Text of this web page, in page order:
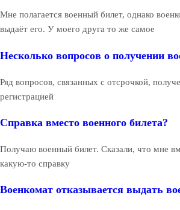
Мне полагается военный билет, однако
выдаёт его. У моего друга то же самое
Несколько вопросов о получении
Ряд вопросов, связанных с отсрочкой,
регистрацией
Справка вместо военного билета?
Получаю военный билет. Сказали, что мне
какую-то справку
Военкомат отказывается выдать